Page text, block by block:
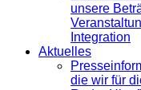
unsere
Integration
Aktuelles
die wir für